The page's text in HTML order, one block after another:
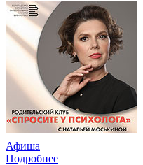
Афиша
Подробнее